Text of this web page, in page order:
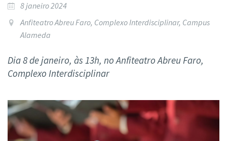
8 janeiro 2024
Anfiteatro Abreu Faro, Complexo Interdisciplinar, Campus
Alameda
Dia 8 de janeiro, às 13h, no Anfiteatro Abreu Faro,
Complexo Interdisciplinar